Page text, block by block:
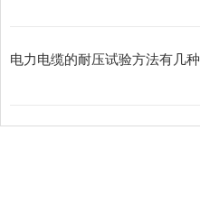
电力电缆的耐压试验方法有几种